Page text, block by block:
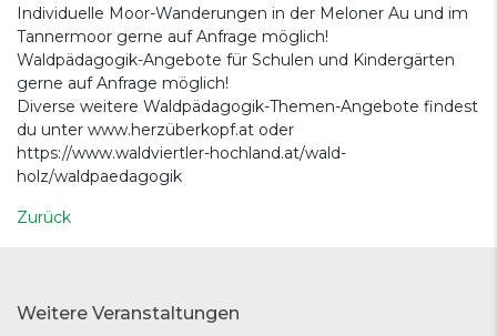
Individuelle Moor-Wanderungen in der Meloner Au und im
Tannermoor gerne auf Anfrage möglich!
Waldpädagogik-Angebote für Schulen und Kindergärten
gerne auf Anfrage möglich!
Diverse weitere Waldpädagogik-Themen-Angebote findest
du unter www.herzüberkopf.at oder
https://www.waldviertler-hochland.at/wald-
holz/waldpaedagogik
Zurück
Weitere Veranstaltungen